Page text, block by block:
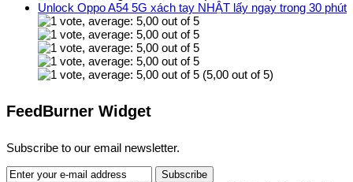
Unlock Oppo A54 5G xách tay NHẬT lấy ngay trong 30 phút
(5,00 out of 5)
FeedBurner Widget
Subscribe to our email newsletter.